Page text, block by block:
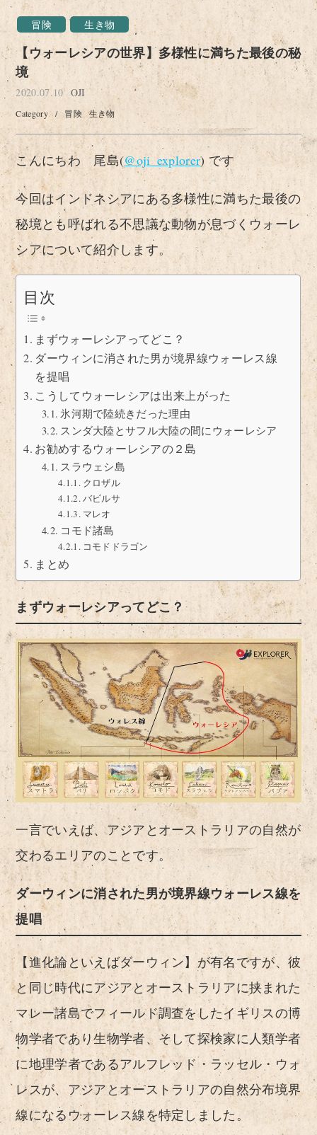
冒険 生き物
【ウォーレシアの世界】多様性に満ちた最後の秘
境
2020.07.10 OJI
Category / 冒険 生き物
こんにちわ 尾島(@oji_explorer) です
今回はインドネシアにある多様性に満ちた最後の
秘境とも呼ばれる不思議な動物が息づくウォーレ
シアについて紹介します。
目次
まずウォーレシアってどこ？
ダーウィンに消された男が境界線ウォーレス線
を提唱
こうしてウォーレシアは出来上がった
氷河期で陸続きだった理由
スンダ大陸とサフル大陸の間にウォーレシア
お勧めするウォーレシアの２島
スラウェシ島
クロザル
バビルサ
マレオ
コモド諸島
コモドドラゴン
まとめ
まずウォーレシアってどこ？
一言でいえば、アジアとオーストラリアの自然が
交わるエリアのことです。
ダーウィンに消された男が境界線ウォーレス線を
提唱
【進化論といえばダーウィン】が有名ですが、彼
と同じ時代にアジアとオーストラリアに挟まれた
マレー諸島でフィールド調査をしたイギリスの博
物学者であり生物学者、そして探検家に人類学者
に地理学者であるアルフレッド・ラッセル・ウォ
レスが、アジアとオーストラリアの自然分布境界
線になるウォーレス線を特定しました。